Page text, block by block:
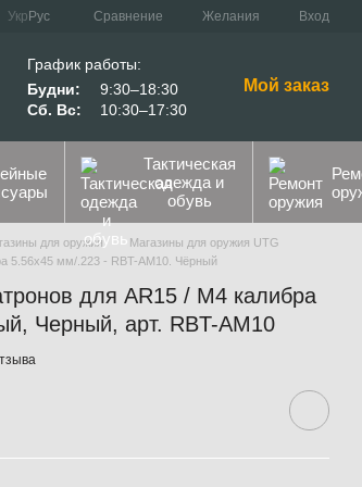
Укр Рус Сравнение Желания Вход
График работы:
Будни:
9:30–18:30
Сб. Вс:
10:30–17:30
Мой заказ
Тактическая
одежда и
обувь
для оружия
Магазины для оружия UTG
5.56x45 мм/.223 - RBT-AM10. Чёрный
для AR15 / M4 калибра
Черный, арт. RBT-AM10